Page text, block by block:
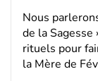
Nous
de la
rituels pour
la Mère de